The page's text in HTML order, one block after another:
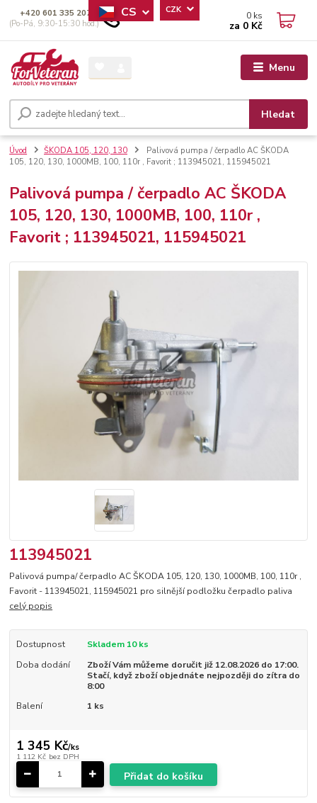
Menu
CS CZK
Hledat
+420 601 335 207
(Po-Pá, 9:30-15:30 hod.)
0 ks
za 0 Kč
Úvod ŠKODA 105, 120, 130
Palivová pumpa / čerpadlo AC ŠKODA
105, 120, 130, 1000MB, 100, 110r , Favorit ; 113945021, 115945021
Palivová pumpa / čerpadlo AC ŠKODA
105, 120, 130, 1000MB, 100, 110r ,
Favorit ; 113945021, 115945021
113945021
Palivová pumpa/ čerpadlo AC ŠKODA 105, 120, 130, 1000MB, 100, 110r ,
Favorit - 113945021, 115945021 pro silnější podložku čerpadlo paliva
celý popis
Dostupnost
Skladem 10 ks
Doba dodání
Zboží Vám můžeme doručit již 12.08.2026 do 17:00.
Stačí, když zboží objednáte nejpozději do zítra do
8:00
Balení
1 ks
1 345 Kč/ks
1 112 Kč bez DPH
Přidat do košíku